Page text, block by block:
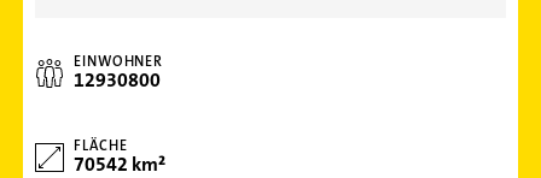
EINWOHNER
12930800
FLÄCHE
70542 km²